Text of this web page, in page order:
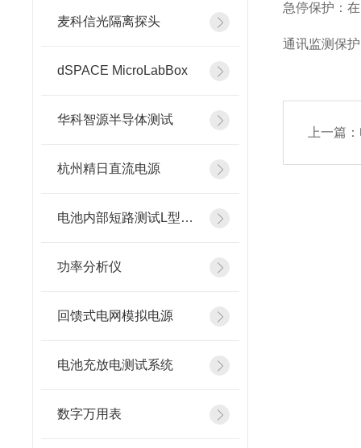
麦科信光隔离探头
dSPACE MicroLabBox
华科智源半导体测试
杭州精日直流电源
电池内部短路测试L型镍片
功率分析仪
回馈式电网模拟电源
电池充放电测试系统
数字万用表
急停保护：
通讯监测保
上一篇：